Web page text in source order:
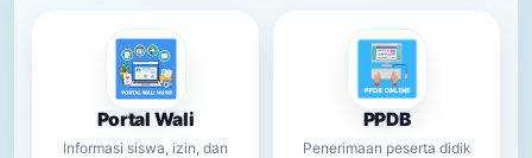
Portal Wali
Informasi siswa, izin, dan
PPDB
Penerimaan peserta didik